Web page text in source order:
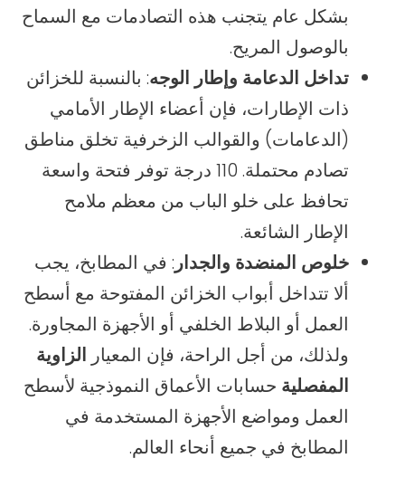
بشكل عام يتجنب هذه التصادمات مع السماح
بالوصول المريح.
تداخل الدعامة وإطار الوجه: بالنسبة للخزائن
ذات الإطارات، فإن أعضاء الإطار الأمامي
(الدعامات) والقوالب الزخرفية تخلق مناطق
تصادم محتملة. 110 درجة توفر فتحة واسعة
تحافظ على خلو الباب من معظم ملامح
الإطار الشائعة.
خلوص المنضدة والجدار: في المطابخ، يجب
ألا تتداخل أبواب الخزائن المفتوحة مع أسطح
العمل أو البلاط الخلفي أو الأجهزة المجاورة.
ولذلك، من أجل الراحة، فإن المعيار الزاوية
المفصلية حسابات الأعماق النموذجية لأسطح
العمل ومواضع الأجهزة المستخدمة في
المطابخ في جميع أنحاء العالم.